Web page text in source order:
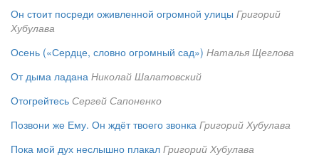
Он стоит посреди оживленной огромной улицы Григорий
Хубулава
Осень («Сердце, словно огромный сад») Наталья Щеглова
От дыма ладана Николай Шалатовский
Отогрейтесь Сергей Сапоненко
Позвони же Ему. Он ждёт твоего звонка Григорий Хубулава
Пока мой дух неслышно плакал Григорий Хубулава